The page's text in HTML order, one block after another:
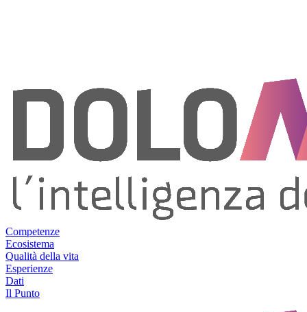
Competenze
Ecosistema
Qualità della vita
Esperienze
Dati
Il Punto